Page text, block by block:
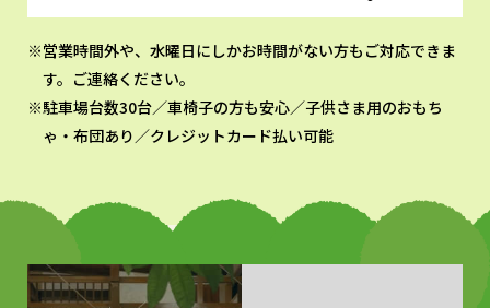
営業時間外や、水曜日にしかお時間がない方もご対応できま
す。ご連絡ください。
駐車場台数30台／車椅子の方も安心／子供さま用のおもち
ゃ・布団あり／クレジットカード払い可能